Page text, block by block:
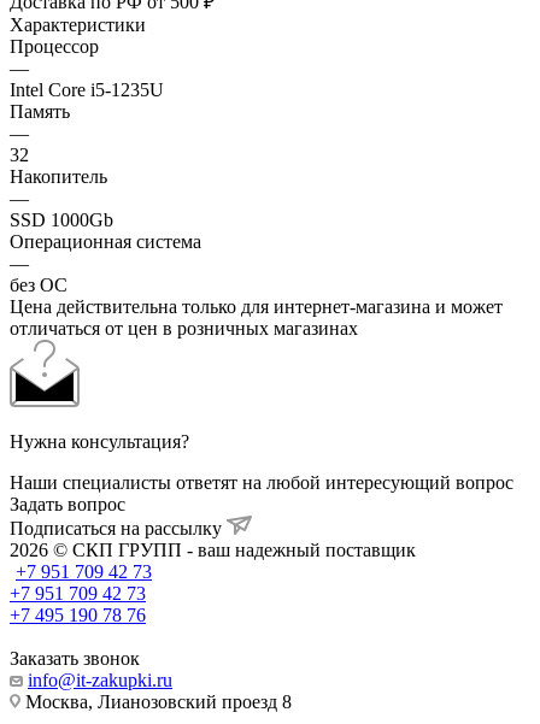
Характеристики
Процессор
—
Intel Core i5-1235U
Память
—
32
Накопитель
—
SSD 1000Gb
Операционная система
—
без ОС
Цена действительна только для интернет-магазина и может
отличаться от цен в розничных магазинах
Нужна консультация?
Наши специалисты ответят на любой интересующий вопрос
Задать вопрос
Подписаться на рассылку
2026 © СКП ГРУПП - ваш надежный поставщик
+7 951 709 42 73
+7 951 709 42 73
+7 495 190 78 76
Заказать звонок
info@it-zakupki.ru
Москва, Лианозовский проезд 8